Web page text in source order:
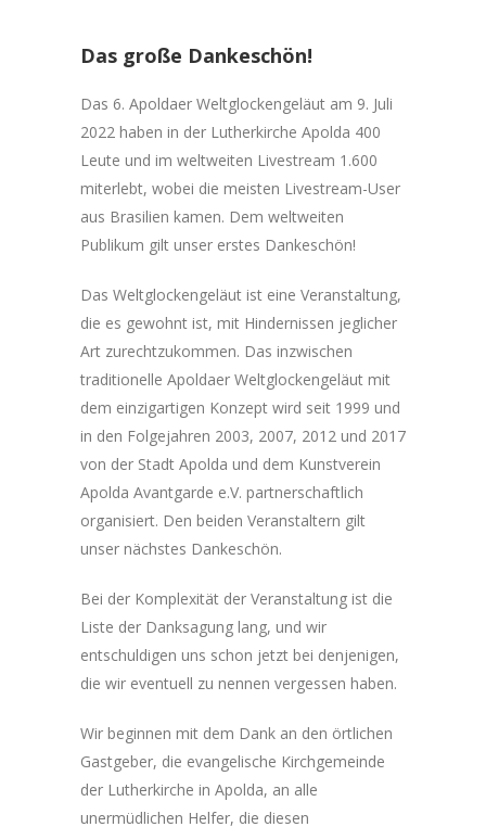
Das große Dankeschön!
Das 6. Apoldaer Weltglockengeläut am 9. Juli
2022 haben in der Lutherkirche Apolda 400
Leute und im weltweiten Livestream 1.600
miterlebt, wobei die meisten Livestream-User
aus Brasilien kamen. Dem weltweiten
Publikum gilt unser erstes Dankeschön!
Das Weltglockengeläut ist eine Veranstaltung,
die es gewohnt ist, mit Hindernissen jeglicher
Art zurechtzukommen. Das inzwischen
traditionelle Apoldaer Weltglockengeläut mit
dem einzigartigen Konzept wird seit 1999 und
in den Folgejahren 2003, 2007, 2012 und 2017
von der Stadt Apolda und dem Kunstverein
Apolda Avantgarde e.V. partnerschaftlich
organisiert. Den beiden Veranstaltern gilt
unser nächstes Dankeschön.
Bei der Komplexität der Veranstaltung ist die
Liste der Danksagung lang, und wir
entschuldigen uns schon jetzt bei denjenigen,
die wir eventuell zu nennen vergessen haben.
Wir beginnen mit dem Dank an den örtlichen
Gastgeber, die evangelische Kirchgemeinde
der Lutherkirche in Apolda, an alle
unermüdlichen Helfer, die diesen